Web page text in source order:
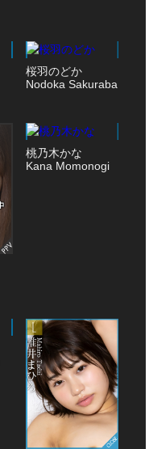
桜羽のどか
Nodoka Sakuraba
桃乃木かな
Kana Momonogi